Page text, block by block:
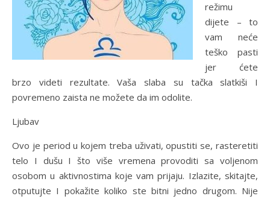
režimu
dijete – to
vam neće
teško pasti
jer ćete
brzo videti rezultate. Vaša slaba su tačka slatkiši I
povremeno zaista ne možete da im odolite.
Ljubav
Ovo je period u kojem treba uživati, opustiti se, rasteretiti
telo I dušu I što više vremena provoditi sa voljenom
osobom u aktivnostima koje vam prijaju. Izlazite, skitajte,
otputujte I pokažite koliko ste bitni jedno drugom. Nije